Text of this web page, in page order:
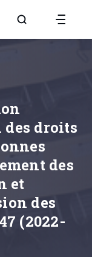
Aller à la page
droits
des
et
des
(2022-